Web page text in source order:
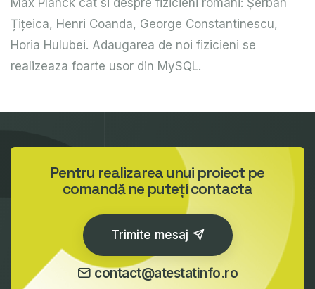
Țițeica, Henri Coanda, George Constantinescu,
Horia Hulubei. Adaugarea de noi fizicieni se
realizeaza foarte usor din MySQL.
Pentru realizarea unui proiect pe
comandă ne puteți contacta
Trimite mesaj
contact@atestatinfo.ro